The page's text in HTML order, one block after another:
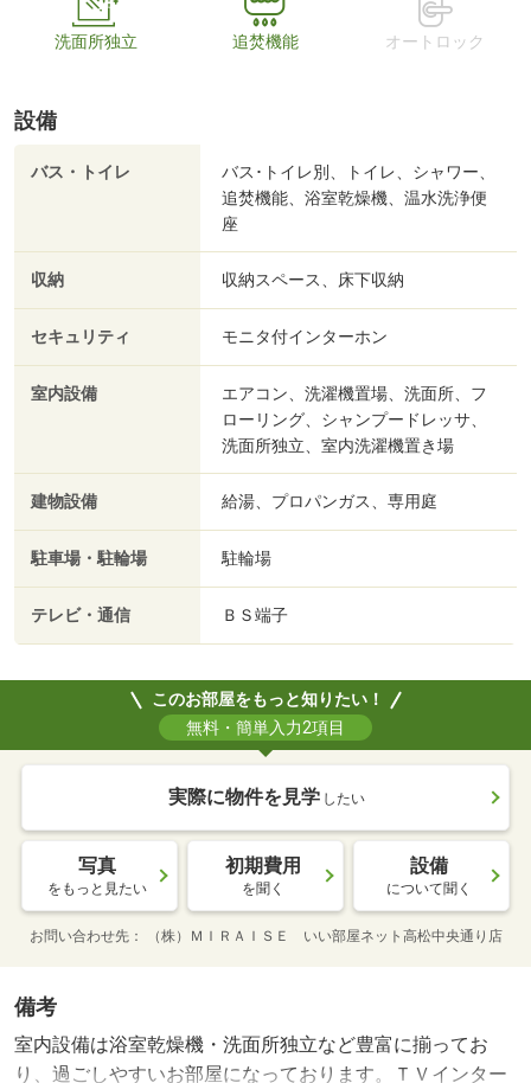
洗面所独立 追焚機能 オートロック
設備
バス・トイレ
バス･トイレ別、トイレ、シャワー、
追焚機能、浴室乾燥機、温水洗浄便
座
収納 収納スペース、床下収納
セキュリティ モニタ付インターホン
室内設備
エアコン、洗濯機置場、洗面所、フ
ローリング、シャンプードレッサ、
洗面所独立、室内洗濯機置き場
建物設備 給湯、プロパンガス、専用庭
駐車場・駐輪場 駐輪場
テレビ・通信 ＢＳ端子
このお部屋をもっと知りたい！
無料・簡単入力2項目
実際に物件を見学 したい
写真
をもっと見たい
初期費用
を聞く
設備
について聞く
お問い合わせ先 （株）ＭＩＲＡＩＳＥ いい部屋ネット高松中央通り店
備考
室内設備は浴室乾燥機・洗面所独立など豊富に揃ってお
り、過ごしやすいお部屋になっております。ＴＶインター